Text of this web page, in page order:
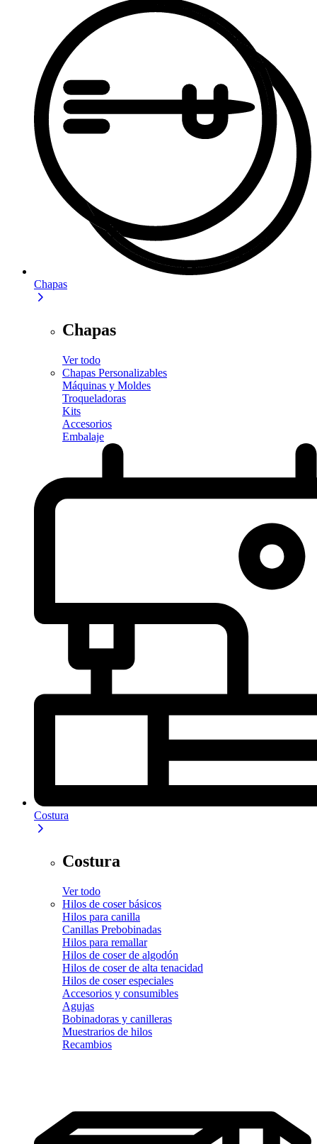
Chapas
Chapas
Ver todo
Chapas Personalizables
Máquinas y Moldes
Troqueladoras
Kits
Accesorios
Embalaje
Costura
Costura
Ver todo
Hilos de coser básicos
Hilos para canilla
Canillas Prebobinadas
Hilos para remallar
Hilos de coser de algodón
Hilos de coser de alta tenacidad
Hilos de coser especiales
Accesorios y consumibles
Agujas
Bobinadoras y canilleras
Muestrarios de hilos
Recambios